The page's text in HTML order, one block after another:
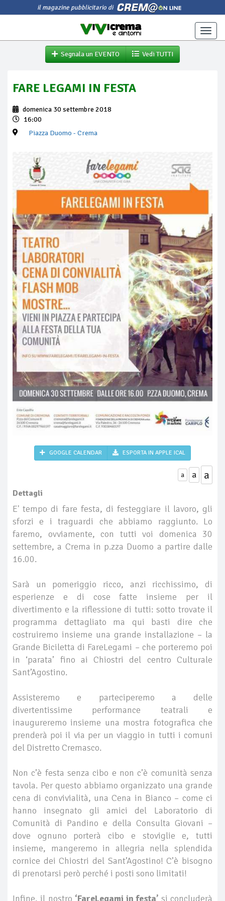
il magazine pubblicitario di
Toggle
Segnala un EVENTO
Vedi TUTTI
FARE LEGAMI IN FESTA
domenica 30 settembre 2018
16:00
Piazza Duomo - Crema
GOOGLE CALENDAR ESPORTA IN APPLE ICAL
a a a
Dettagli
E' tempo di fare festa, di festeggiare il lavoro, gli
sforzi e i traguardi che abbiamo raggiunto. Lo
faremo, ovviamente, con tutti voi domenica 30
settembre, a Crema in p.zza Duomo a partire dalle
16.00.
Sarà un pomeriggio ricco, anzi ricchissimo, di
esperienze e di cose fatte insieme per il
divertimento e la riflessione di tutti: sotto trovate il
programma dettagliato ma qui basti dire che
costruiremo insieme una grande installazione – la
Grande Biciletta di FareLegami – che porteremo poi
in ‘parata’ fino ai Chiostri del centro Culturale
Sant’Agostino.
Assisteremo e parteciperemo a delle
divertentissime performance teatrali e
inaugureremo insieme una mostra fotografica che
prenderà poi il via per un viaggio in tutti i comuni
del Distretto Cremasco.
Non c’è festa senza cibo e non c’è comunità senza
tavola. Per questo abbiamo organizzato una grande
cena di convivialità, una Cena in Bianco – come ci
hanno insegnato gli amici del Laboratorio di
Comunità di Pandino e della Consulta Giovani –
dove ognuno porterà cibo e stoviglie e, tutti
insieme, mangeremo in allegria nella splendida
cornice dei Chiostri del Sant’Agostino! C’è bisogno
di prenotarsi però perché i posti sono limitati!
Infine, il nostro ‘FareLegami in festa’ si concluderà